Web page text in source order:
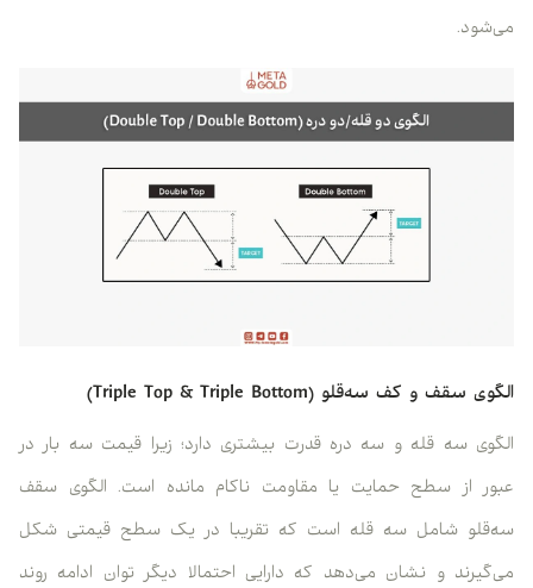
می‌شود.
الگوی سقف و کف سه‌قلو (Triple Top & Triple Bottom)
الگوی سه قله و سه دره قدرت بیشتری دارد؛ زیرا قیمت سه بار در
عبور از سطح حمایت یا مقاومت ناکام مانده است. الگوی سقف
سه‌قلو شامل سه قله است که تقریبا در یک سطح قیمتی شکل
می‌گیرند و نشان می‌دهد که دارایی احتمالا دیگر توان ادامه روند